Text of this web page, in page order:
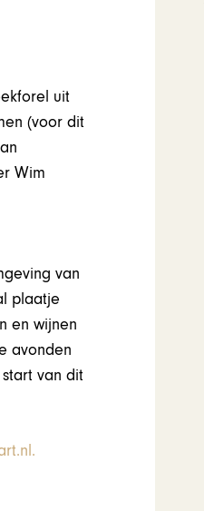
uit
(voor dit
Wim
van
plaatje
en wijnen
avonden
van dit